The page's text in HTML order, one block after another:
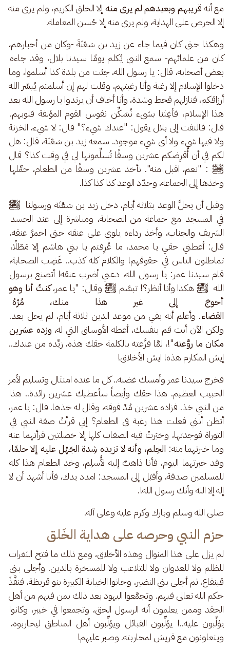
مع أنه قريبهم وبعيدهم لم يرى منه إلا الخلق الكريم، ولم يرى منه
إلا الحرص على الهداية، ولم يرى منه إلا حُسن المعاملة.
وهكذا حتى كان فيما جاء عن زيد بن سَعْنَةَ -وكان من أحبارهم،
كان من علمائهم- سمع النبي يُكلم يومًا سيدنا بلال، وقد جاءه
بعض أصحابه، قال: يا رسول الله، جئت من بلدة كذا أسلموا، وما
دخلوا الإسلام إلا رغبة وأنا رغبتهم، وقلت لهم إن أسلمتم يُيسِّر الله
أرزاقكم، فنازلهم قحط وشدة، وأنا أخاف أن يرتدوا يا رسول الله بعد
هذا الإسلام، فأغِثنا بشيء نُسَكِّن نفوس القوم المؤلفة قلوبهم.
قال: فالتفت إلى بلال يقول: "عندك شيء؟" قال: لا شيء، الخزنة
ولا فيها شيء ولا أي شيء موجود. سمعه زيد بن سَعْنَة، قال: هل
لكم في أن أُقرِضكم عشرين وسقًا تُسلِّمونها لي في وقت كذا؟ قال
ﷺ : "نعم، اقبل منه". نأخذ عشرين وسقًا من الطعام، حمِّلها
وخذها إلى الجماعة، وحدّد الوعد كذا كذا كذا.
وقبل أن يحلَّ الوعد بثلاثة أيام، دخل زيد بن سَعْنَة ورسولنا  ﷺ
في المسجد مع جماعة من الصحابة، ومباشرة إلى عند الجسد
الشريف والجناب، وأخذ رداءه يلوي على عنقه حتى احمرَّ عنقه،
قال: أعطني حقي يا محمد، ما عُرِفتم يا بني هاشم إلا مَطْلُا،
تماطلون الناس في حقوقهم! والكلام كله كذب.. غَضِب الصحابة،
قام سيدنا عمر: يا رسول الله، دعني أضرب عنقه! أتصنع برسول
الله  ﷺ هكذا وأنا أنظر؟! تبسَّم ﷺ وقال: "يا عمر، كنتُ أنا وهو
أحوجَ إلى غير هذا منك، مُرْهُ
القضاء. وأعلم أنه بقي من موعد الدين ثلاثة أيام، لم يحل بعد.
ولكن الآن أنت قم بنفسك، أعطه الأوساق التي له، وزده عشرين
مكان ما روَّعته"!، لمَّا فزَّعته بالكلمة حقك هذه، زيِّده من عندك..
إيش المكارم هذه! ايش الأخلاق!
فخرج سيدنا عمر وأمسك غضبه.. كل ما عنده امتثال وتسليم لأمر
الحبيب العظيم. هذا حقك وأيضاً سأعطيك عشرين زائدة.. هذا
من النبي خذ. فزاده عشرين مُدْ فوقه، وقال له خذها. قال: يا عمر،
أتظن أنني فعلت هذا رغبة في الطعام؟ إني قرأتُ صفة النبي في
التوراة فوجدتها، وخبَرتُ فيه الصفات كلها إلا خصلتين قرأتهما عنه
وما خبرتهما منه: الحِلم، وأنه لا تزيده شِدة الجَهْل عليه إلا حلمًا،
وقد خبرتهما اليوم، فأنا ذاهبٌ إليه لأُسلِم، وخذ الطعام هذا كله
للمسلمين صدقة، وأقبَل إلى المسجد: امدد يدك، فأنا أشهد أن لا
إله إلا الله وأنك رسول الله!.
صلى الله وسلم وبارك وكرم عليه وعلى آله.
حزم النبي وحرصه على هداية الخَلق
لم يزل على هذا المنوال وهذه الأخلاق، ومع ذلك ما فتح الثغرات
للظلم ولا للعدوان ولا للتلاعب ولا للمسخرة بالدين. وأجلى بني
قينقاع، ثم أجلى بني النضير، وخانوا الخيانة الكبيرة بنو قريظة، فنفَّذَ
حكم الله تعالى فيهم. وتجمَّعوا اليهود بعد ذلك بمن فيهم من أهل
الحقد وممن يعلمون أنه الرسول الحق، وتجمعوا في خيبر، وكانوا
يؤلِّبون عليه..! يؤلِّبون القبائل ويؤلِّبون أهل المناطق ليحاربوه،
ويتعاونون مع قريش لمحاربته. وصبر عليهم!